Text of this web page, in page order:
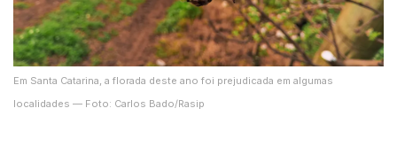
Em Santa Catarina, a florada deste ano foi prejudicada em algumas
localidades — Foto: Carlos Bado/Rasip